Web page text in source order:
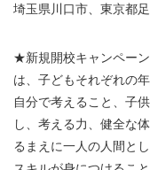
埼玉県川口市、東京都
★新規開校キャンペー
は、子どもそれぞれの
自分で考えること、子
し、考える力、健全な
るまえに一人の人間と